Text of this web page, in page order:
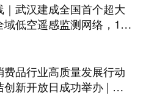
｜武汉建成全国首个超大
域低空遥感监测网络，146
费品行业高质量发展行动
创新开放日成功举办 | 最